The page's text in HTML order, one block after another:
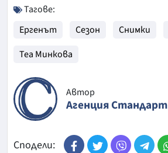
Тагове:
Ергенът
Сезон Снимки
Теа Минкова
Автор
Агенция Стандарт
Сподели: